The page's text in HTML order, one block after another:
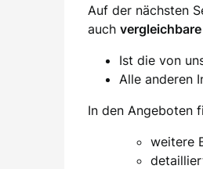
Auf der nächsten
auch
Ist die von
Alle anderen
In den Angeboten
weitere